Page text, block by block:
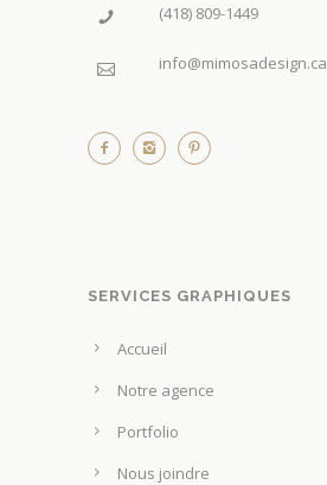
(418) 809-1449
info@mimosadesign.ca
SERVICES GRAPHIQUES
Accueil
Notre agence
Portfolio
Nous joindre